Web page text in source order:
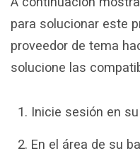
para solucionar este
proveedor de tema
solucione las
Inicie sesión en
En el área de su